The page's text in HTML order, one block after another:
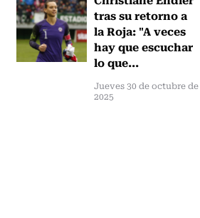
tras su retorno a
la Roja: "A veces
hay que escuchar
lo que...
Jueves 30 de octubre de
2025